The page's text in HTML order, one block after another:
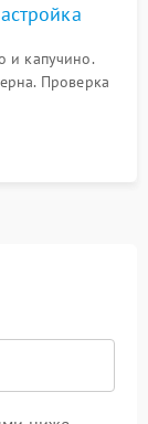
и капучино.
Проверка
напитка и
посторонних